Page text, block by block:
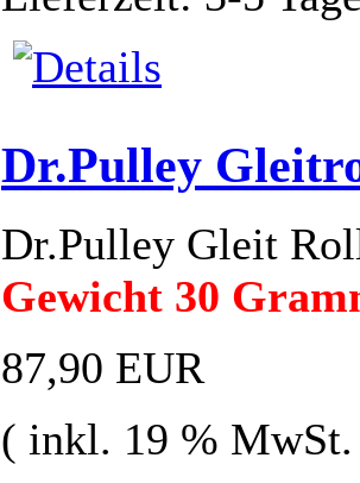
Dr.Pulley
Dr.Pulley Gleit
Gewicht 30
87,90 EUR
( inkl. 19 %